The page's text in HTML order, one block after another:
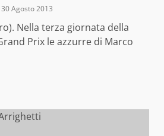
30 Agosto 2013
Nella terza giornata della
Prix le azzurre di Marco